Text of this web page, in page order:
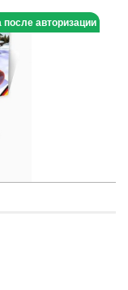
авторизации